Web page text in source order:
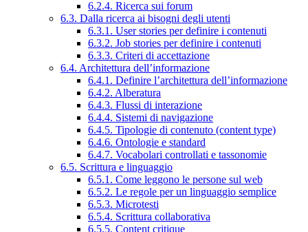
6.2.4. Ricerca sui forum
6.3. Dalla ricerca ai bisogni degli utenti
6.3.1. User stories per definire i contenuti
6.3.2. Job stories per definire i contenuti
6.3.3. Criteri di accettazione
6.4. Architettura dell’informazione
6.4.1. Definire l’architettura dell’informazione
6.4.2. Alberatura
6.4.3. Flussi di interazione
6.4.4. Sistemi di navigazione
6.4.5. Tipologie di contenuto (content type)
6.4.6. Ontologie e standard
6.4.7. Vocabolari controllati e tassonomie
6.5. Scrittura e linguaggio
6.5.1. Come leggono le persone sul web
6.5.2. Le regole per un linguaggio semplice
6.5.3. Microtesti
6.5.4. Scrittura collaborativa
6.5.5. Content critique